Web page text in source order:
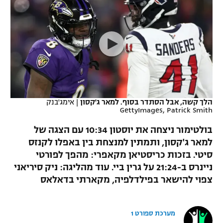
VOD
רץ ברשת
תוצאות
לוח שידורים
ברחבה
נבחרת ישראל
מכבי חיפה
בית"ר ירושלים
מכבי תל אביב
הפועל תל אביב
הפועל חיפה
הפועל באר שבע
מכבי נתניה
ליגה ספרדית
ליגה איטלקית
ליגה צרפתית
ליגה הולנדית
ליגה סינית
ליגה ברזילאית
כדורסל נשים
מכבי תל אביב
הפועל חולון
הפועל ירושלים
דני אבדיה
יורוקאפ
טניס
כדוריד
כדורעף
שחייה
ג'ודו
אגרוף
ספורט אולימפי
היאבקות WWE
הלך קשה, אבל הסתדר בסוף. למאר ג'קסון | אימג'בנק
GettyImages, Patrick Smith
בולטימור ניצחה את יוסטון 10:34 עם הצגה של
למאר ג'קסון, ותמתין למנצחת בין באפלו לקנזס
סיטי. בזכות כריסטיאן מקאפרי: מהפך לפורטי
ניינרס ב-21:24 על גרין ביי. עוד מהליגה: ניק סיריאני
צפוי להישאר בפילדלפיה, מקארתי בדאלאס
מערכת ספורט 1